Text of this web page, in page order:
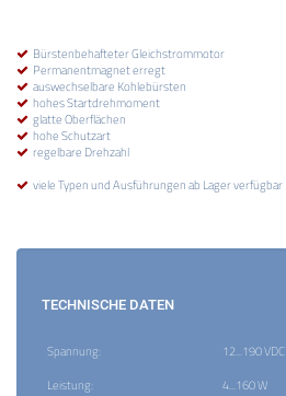
Bürstenbehafteter Gleichstrommotor
Permanentmagnet erregt
auswechselbare Kohlebürsten
hohes Startdrehmoment
glatte Oberflächen
hohe Schutzart
regelbare Drehzahl
viele Typen und Ausführungen ab Lager verfügbar
TECHNISCHE DATEN
Spannung:
12...190 VDC
Leistung:
4...160 W